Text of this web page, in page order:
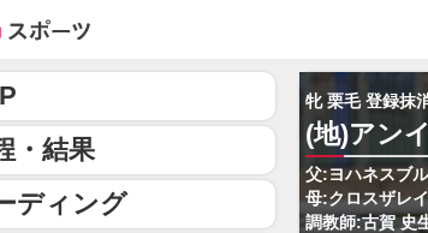
牝 栗毛 登録抹
(地)アン
父:ヨハネスブ
母:クロスザレ
調教師:古賀 史
・結果
ディング